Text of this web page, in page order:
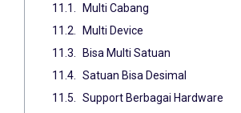
Multi Cabang
Multi Device
Bisa Multi Satuan
Satuan Bisa Desimal
Support Berbagai Hardware